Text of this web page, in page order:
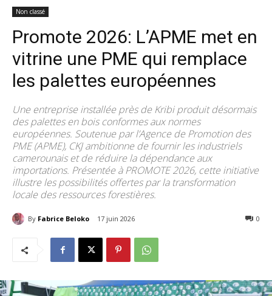
Non classé
Promote 2026: L’APME met en
vitrine une PME qui remplace
les palettes européennes
Une entreprise installée près de Kribi produit désormais
des palettes en bois conformes aux normes
européennes. Soutenue par l’Agence de Promotion des
PME (APME), CKJ ambitionne de fournir les industriels
camerounais et de réduire la dépendance aux
importations. Présentée à PROMOTE 2026, cette initiative
illustre les possibilités offertes par la transformation
locale des ressources forestières.
By Fabrice Beloko 17 juin 2026 0